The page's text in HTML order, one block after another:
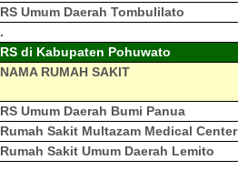
RS Umum Daerah Tombulilato
.
RS di Kabupaten Pohuwato
NAMA RUMAH SAKIT
RS Umum Daerah Bumi Panua
Rumah Sakit Multazam Medical Center
Rumah Sakit Umum Daerah Lemito